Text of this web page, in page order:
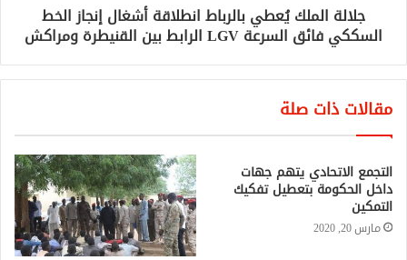
جلالة الملك يُعطي بالرباط انطلاقة أشغال إنجاز الخط
السككي فائق السرعة LGV الرابط بين القنيطرة ومراكش
مقالات ذات صلة
التجمع الاتحادي يتهم جهات
داخل الحكومة بتعطيل تفكيك
التمكين
مارس 20, 2020